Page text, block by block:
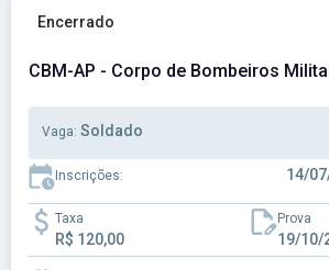
Ver concurso: CBM-AP - Corpo de
Encerrado
CBM-AP - Corpo de Bombeiros
Vaga: Soldado
Inscrições: 14/
Taxa
R$ 120,00
Prova
19/10/